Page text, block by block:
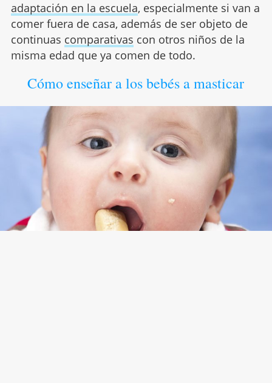
adaptación en la escuela, especialmente si van a
comer fuera de casa, además de ser objeto de
continuas comparativas con otros niños de la
misma edad que ya comen de todo.
Cómo enseñar a los bebés a masticar